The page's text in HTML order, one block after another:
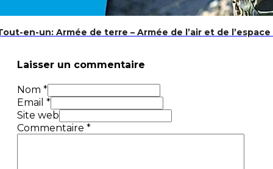
en-un: Armée de terre – Armée de l’air et de
Laisser un commentaire
Nom *
Email *
Site web
Commentaire *